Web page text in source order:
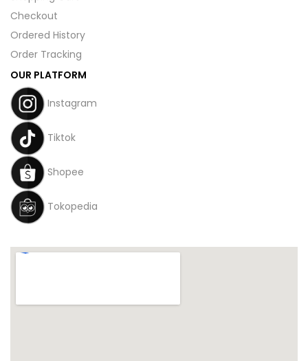
Checkout
Ordered History
Order Tracking
OUR PLATFORM
Instagram
Tiktok
Shopee
Tokopedia